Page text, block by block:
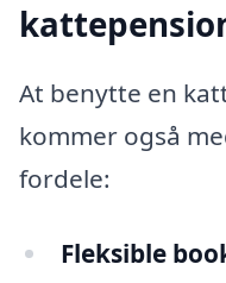
At benytte en
kommer også
fordele:
Fleksible